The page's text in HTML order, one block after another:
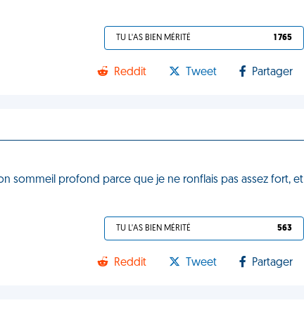
TU L'AS BIEN MÉRITÉ 1 765
Reddit Tweet Partager
sommeil profond parce que je ne ronflais pas assez fort, et
TU L'AS BIEN MÉRITÉ 563
Reddit Tweet Partager